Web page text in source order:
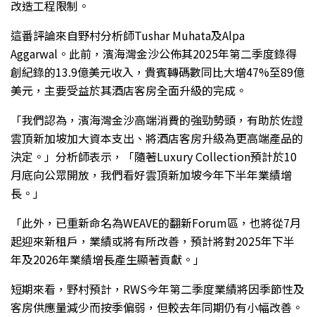
改造工程限制。
這番評論來自野村分析師Tushar Muhata及Alpa
Aggarwal。此前，濱海灣金沙公佈其2025年第二季度錄得
創紀錄的13.9億美元收入，貴賓轉碼數同比大增47%至89億
美元，主要受益於其酒店客房全面升級的完成。
「我們認為，濱海灣金沙高端消費的強勁勢頭，有助於佐證
雲頂新加坡加大資本支出、將酒店客房升級為更高端產品的
決定。」分析師表示，「隨著Luxury Collection預計於10
月底向公眾開放，我們看好雲頂新加坡今年下半年業績增
長。」
「此外，已重新命名為WEAVE的翻新Forum區，也將從7月
起迎來新租戶，業績或將有所改善，預計將對2025年下半
年及2026年業績增長產生顯著貢獻。」
短期來看，野村預計，RWS今年第二季度業績將因季節性及
客房供應量減少而按季偏弱，但較去年同期仍有小幅改善。